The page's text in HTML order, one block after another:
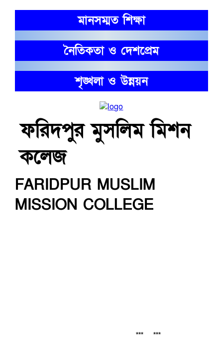
মানসম্মত শিক্ষা
নৈতিকতা ও দেশপ্রেম
শৃঙ্খলা ও উন্নয়ন
ফরিদপুর মুসলিম মিশন
কলেজ
FARIDPUR MUSLIM
MISSION COLLEGE
বিশেষ-বিজ্ঞপ্তি